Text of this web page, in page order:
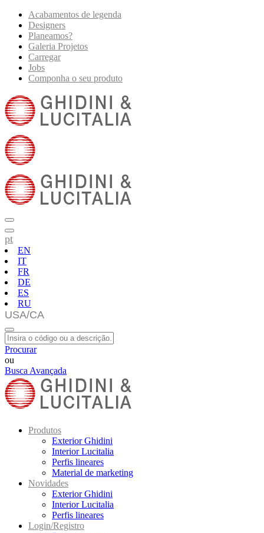
Acabamentos de legenda
Designers
Planeamos?
Galeria Projetos
Carregar
Jobs
Componha o seu produto
pt
EN
IT
FR
DE
ES
RU
Procurar
ou
Busca Avançada
Produtos
Exterior Ghidini
Interior Lucitalia
Perfis lineares
Material de marketing
Novidades
Exterior Ghidini
Interior Lucitalia
Perfis lineares
Login/Registro